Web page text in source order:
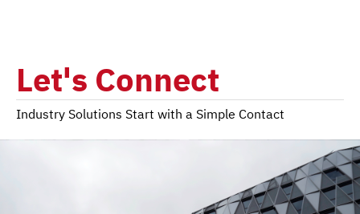
Let's Connect
Industry Solutions Start with a Simple Contact